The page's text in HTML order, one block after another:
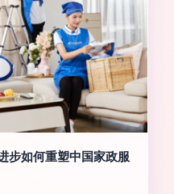
步如何重塑中国家政服